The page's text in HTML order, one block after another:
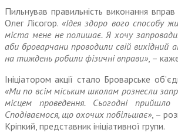
Пильнував правильність виконання
Олег Лісогор. «Ідея здоро вого способу
міста мене не полишає. Я хочу
аби броварчани проводили свій вихідний
на тиждень робили фізичні вправи», –
Ініціатором акції стало Броварське
«Ми по всім міським школам рознесли
місцем проведення. Сьогодні
Сподіваємося, що охочих побільшає», –
Кріпкий, представник ініціативної групи.